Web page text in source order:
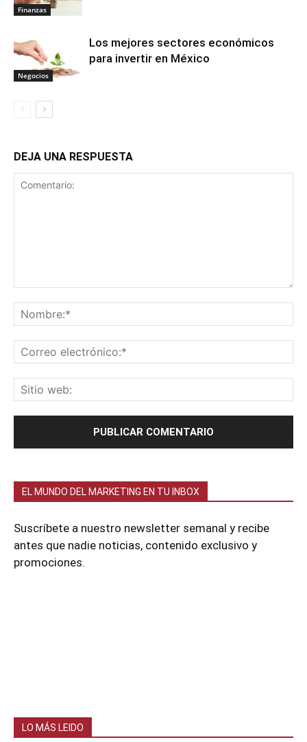
Finanzas
Negocios
Los mejores sectores económicos
para invertir en México
DEJA UNA RESPUESTA
EL MUNDO DEL MARKETING EN TU INBOX
Suscríbete a nuestro newsletter semanal y recibe
antes que nadie noticias, contenido exclusivo y
promociones.
LO MÁS LEIDO